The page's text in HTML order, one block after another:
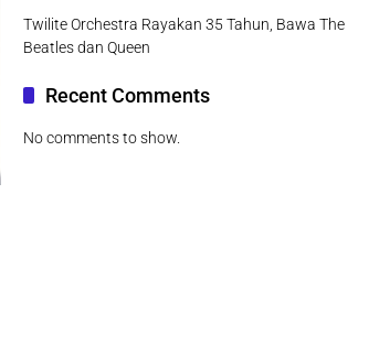
Twilite Orchestra Rayakan 35 Tahun, Bawa The
Beatles dan Queen
Recent Comments
No comments to show.